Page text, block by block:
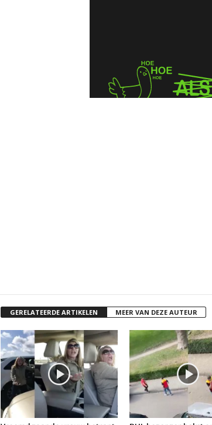
GERELATEERDE ARTIKELEN MEER VAN DEZE AUTEUR